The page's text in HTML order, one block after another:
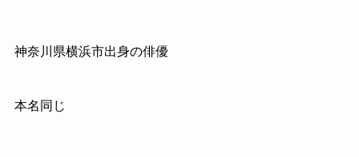
神奈川県横浜市出身の俳優
本名同じ